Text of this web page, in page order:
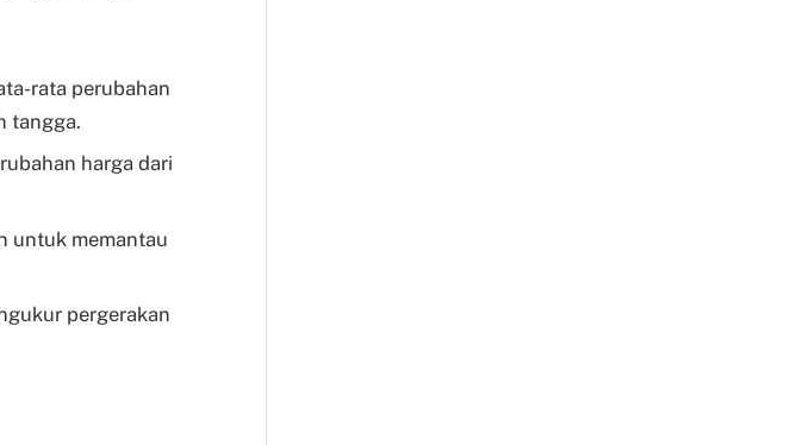
rata perubahan
tangga.
harga dari
untuk memantau
pergerakan